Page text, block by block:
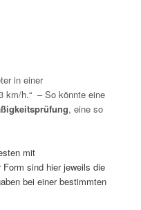
in einer
km/h.“ – So könnte eine
, eine so
mit
sind hier jeweils die
bei einer bestimmten